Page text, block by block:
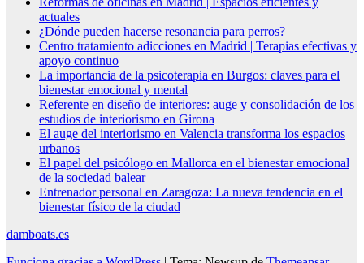
actuales
¿Dónde pueden hacerse resonancia para perros?
Centro tratamiento adicciones en Madrid | Terapias efectivas y
apoyo continuo
La importancia de la psicoterapia en Burgos: claves para el
bienestar emocional y mental
Referente en diseño de interiores: auge y consolidación de los
estudios de interiorismo en Girona
El auge del interiorismo en Valencia transforma los espacios
urbanos
El papel del psicólogo en Mallorca en el bienestar emocional
de la sociedad balear
Entrenador personal en Zaragoza: La nueva tendencia en el
bienestar físico de la ciudad
damboats.es